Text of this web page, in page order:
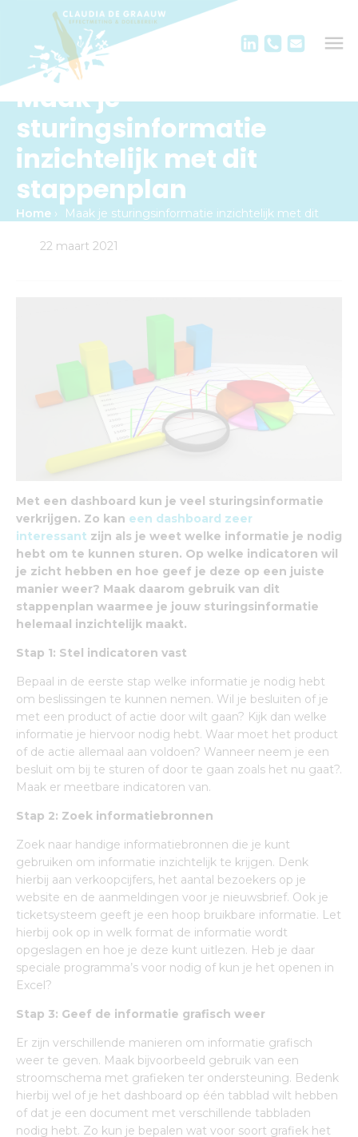
Maak je
sturingsinformatie
inzichtelijk met dit
stappenplan
Home ›
Maak je sturingsinformatie inzichtelijk met dit
22 maart 2021
Met een dashboard kun je veel sturingsinformatie
verkrijgen. Zo kan een dashboard zeer
interessant zijn als je weet welke informatie je nodig
hebt om te kunnen sturen. Op welke indicatoren wil
je zicht hebben en hoe geef je deze op een juiste
manier weer? Maak daarom gebruik van dit
stappenplan waarmee je jouw sturingsinformatie
helemaal inzichtelijk maakt.
Stap 1: Stel indicatoren vast
Bepaal in de eerste stap welke informatie je nodig hebt
om beslissingen te kunnen nemen. Wil je besluiten of je
met een product of actie door wilt gaan? Kijk dan welke
informatie je hiervoor nodig hebt. Waar moet het product
of de actie allemaal aan voldoen? Wanneer neem je een
besluit om bij te sturen of door te gaan zoals het nu gaat?.
Maak er meetbare indicatoren van.
Stap 2: Zoek informatiebronnen
Zoek naar handige informatiebronnen die je kunt
gebruiken om informatie inzichtelijk te krijgen. Denk
hierbij aan verkoopcijfers, het aantal bezoekers op je
website en de aanmeldingen voor je nieuwsbrief. Ook je
ticketsysteem geeft je een hoop bruikbare informatie. Let
hierbij ook op in welk format de informatie wordt
opgeslagen en hoe je deze kunt uitlezen. Heb je daar
speciale programma’s voor nodig of kun je het openen in
Excel?
Stap 3: Geef de informatie grafisch weer
Er zijn verschillende manieren om informatie grafisch
weer te geven. Maak bijvoorbeeld gebruik van een
stroomschema met grafieken ter ondersteuning. Bedenk
hierbij wel of je het dashboard op één tabblad wilt hebben
of dat je een document met verschillende tabbladen
nodig hebt. Zo kun je bepalen wat voor soort grafiek het